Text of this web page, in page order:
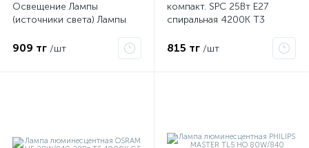
Освещение Лампы
(источники света) Лампы
люминесцентная
909 тг /шт
компакт. SPC 25Вт E27
спиральная 4200К Т3
LKsmSPC25wE2742eco
815 тг /шт